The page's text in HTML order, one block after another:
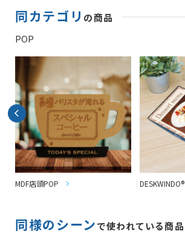
同カテゴリ の商品
POP
MDF店頭POP DESKWINDO®
同様のシーンで使われている商品